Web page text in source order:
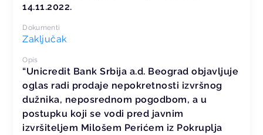
14.11.2022.
Dokumenti
Zaključak
Opis
“Unicredit Bank Srbija a.d. Beograd objavljuje
oglas radi prodaje nepokretnosti izvršnog
dužnika, neposrednom pogodbom, a u
postupku koji se vodi pred javnim
izvršiteljem Milošem Perićem iz Pokruplja